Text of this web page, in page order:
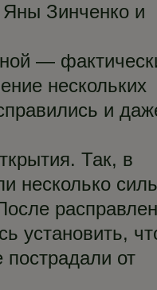
Яны Зинченко и
—
нескольких
и
Так, в
несколько
установить,
от